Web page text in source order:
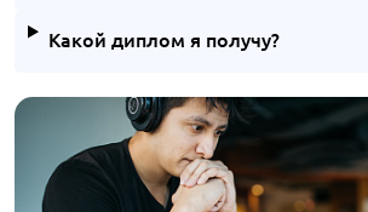
Какой диплом я получу?